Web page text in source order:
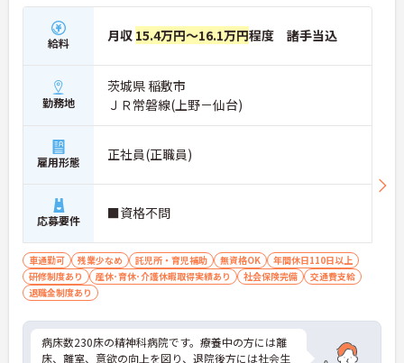
給料 月収 15.4万円～16.1万円程度 諸手当込
勤務地
茨城県 稲敷市
ＪＲ常磐線(上野－仙台)
雇用形態 正社員(正職員)
応募要件 ■資格不問
車通勤可 残業少なめ 託児所・育児補助 無資格OK
年間休日110日以上
研修制度あり
産休･育休･介護休暇取得実績あり 社会保険完備
交通費支給
退職金制度あり
病床数230床の精神科病院です。療養中の方には離
床、離室、意欲の向上を図り、退院後方には社会生